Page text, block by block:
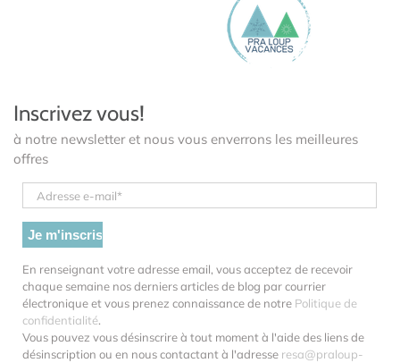
Inscrivez vous!
à notre newsletter et nous vous enverrons les meilleures
offres
En renseignant votre adresse email, vous acceptez de recevoir
chaque semaine nos derniers articles de blog par courrier
électronique et vous prenez connaissance de notre Politique de
confidentialité.
Vous pouvez vous désinscrire à tout moment à l'aide des liens de
désinscription ou en nous contactant à l'adresse resa@praloup-